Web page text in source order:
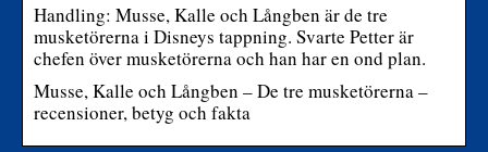
Handling: Musse, Kalle och Långben är de tre
musketörerna i Disneys tappning. Svarte Petter är
chefen över musketörerna och han har en ond plan.
Musse, Kalle och Långben – De tre musketörerna –
recensioner, betyg och fakta